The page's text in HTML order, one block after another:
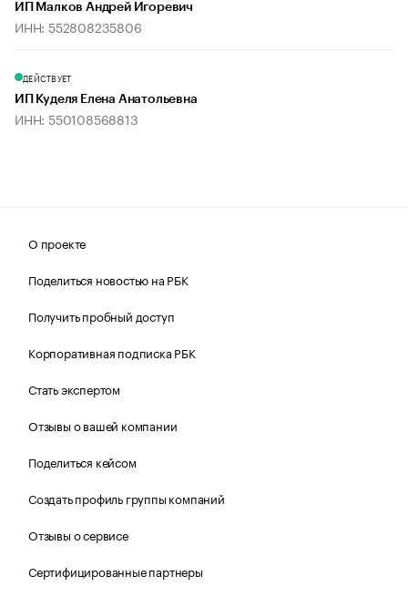
ИП Малков Андрей Игоревич
ИНН: 552808235806
ДЕЙСТВУЕТ
ИП Куделя Елена Анатольевна
ИНН: 550108568813
О проекте
Поделиться новостью на РБК
Получить пробный доступ
Корпоративная подписка РБК
Стать экспертом
Отзывы о вашей компании
Поделиться кейсом
Создать профиль группы компаний
Отзывы о сервисе
Сертифицированные партнеры